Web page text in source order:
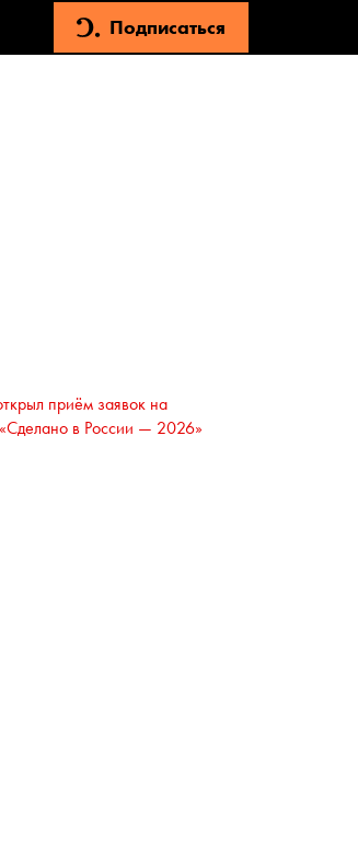
Подписаться
приём заявок на
в России — 2026»